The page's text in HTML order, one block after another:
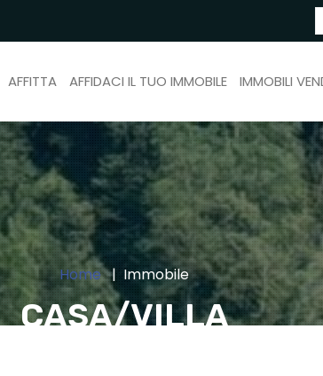
AFFITTA AFFIDACI IL TUO IMMOBILE IMMOBILI
CASA/VILLA
Home Immobile